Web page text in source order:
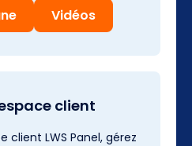
Vidéos
client
client LWS Panel, gérez